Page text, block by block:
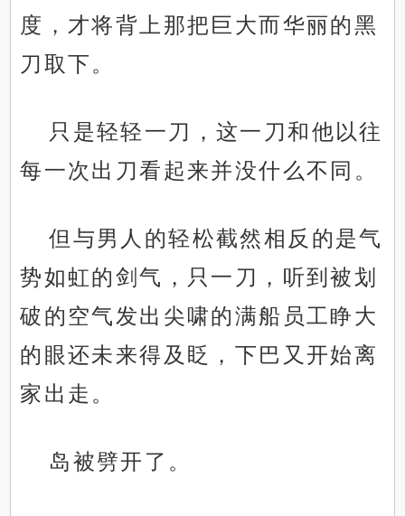
度，才将背上那把巨大而华丽的黑
刀取下。
只是轻轻一刀，这一刀和他以往
每一次出刀看起来并没什么不同。
但与男人的轻松截然相反的是气
势如虹的剑气，只一刀，听到被划
破的空气发出尖啸的满船员工睁大
的眼还未来得及眨，下巴又开始离
家出走。
岛被劈开了。